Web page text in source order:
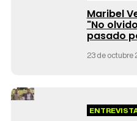
Maribel
"No
pasado
23 de octubre